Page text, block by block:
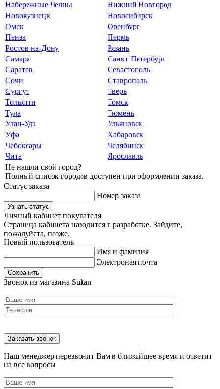
Набережные Челны
Нижний Новгород
Новокузнецк
Новосибирск
Омск
Оренбург
Пенза
Пермь
Ростов-на-Дону
Рязань
Самара
Санкт-Петербург
Саратов
Севастополь
Сочи
Ставрополь
Сургут
Тверь
Тольятти
Томск
Тула
Тюмень
Улан-Удэ
Ульяновск
Уфа
Хабаровск
Чебоксары
Челябинск
Чита
Ярославль
Не нашли свой город?
Полный список городов доступен при оформлении заказа.
Статус заказа
Номер заказа
Узнать статус
Личный кабинет покупателя
Страница кабинета находится в разработке. Зайдите,
пожалуйста, позже.
Новый пользователь
Имя и фамилия
Электроная почта
Сохранить
Звонок из магазина Sultan
Наш менеджер перезвонит Вам в ближайшее время и ответит
на все вопросы